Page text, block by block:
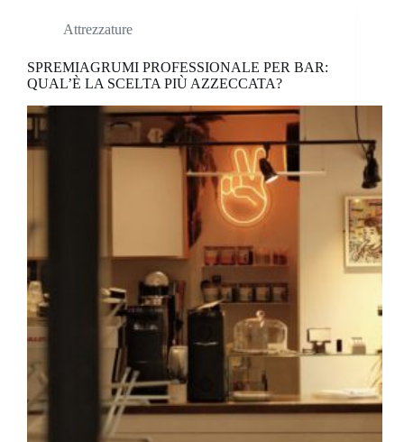
Attrezzature
SPREMIAGRUMI PROFESSIONALE PER BAR:
QUAL’È LA SCELTA PIÙ AZZECCATA?